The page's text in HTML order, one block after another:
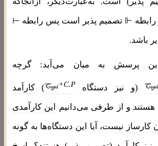
رابطه ⊩ تصمیم پذیر است پس رابطه ⊢
باشد.
این پرسش به میان می‌آید: گرچه
(و نیز دستگاه +C.P
) کارآمد
هستند و از طرفی می‌دانیم
این کارآمدی
کارساز نیست، آیا این دستگاه‌ها به گونه